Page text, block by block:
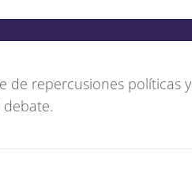
de repercusiones políticas y